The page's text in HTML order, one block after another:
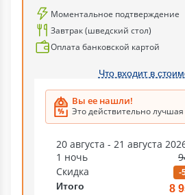
Моментальное подтверждение
Завтрак (шведский стол)
Оплата банковской картой
Что входит в
Вы ее нашли!
Это действительно
20 августа - 21 августа
1 ночь
Скидка
-
Итого 8